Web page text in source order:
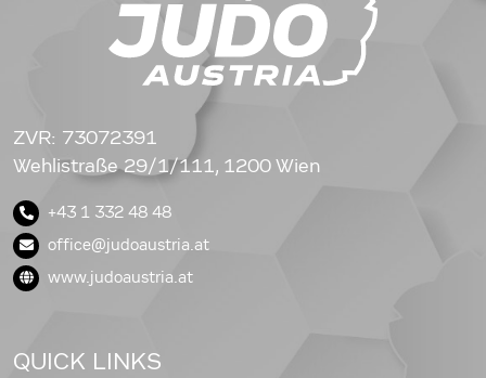
ZVR: 73072391
Wehlistraße 29/1/111, 1200 Wien
+43 1 332 48 48
office@judoaustria.at
www.judoaustria.at
QUICK LINKS